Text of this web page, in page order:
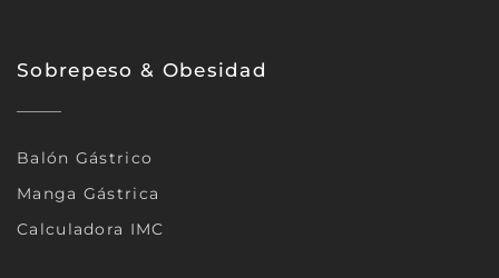
Sobrepeso & Obesidad
Balón Gástrico
Manga Gástrica
Calculadora IMC